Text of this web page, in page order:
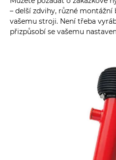
– delší zdvihy, různé
vašemu stroji. Není třeba
přizpůsobí se vašemu